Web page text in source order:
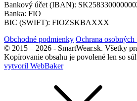
Bankový účet (IBAN):
Banka: FIO
BIC (SWIFT): FIOZSKBAXXX
Obchodné podmienky Ochrana osobných
© 2015 – 2026 - SmartWear.sk. Všetky
Kopírovanie obsahu je povolené len so
vytvoril WebBaker